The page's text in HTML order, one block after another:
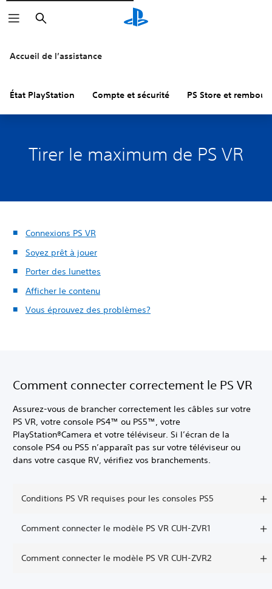
Rechercher
Accueil de l’assistance
État PlayStation Compte et sécurité PS Store et
Tirer le maximum de PS VR
Connexions PS VR
Soyez prêt à jouer
Porter des lunettes
Afficher le contenu
Vous éprouvez des problèmes?
Comment connecter correctement le PS VR
Assurez-vous de brancher correctement les câbles sur votre
PS VR, votre console PS4™ ou PS5™, votre
PlayStation®Camera et votre téléviseur. Si l’écran de la
console PS4 ou PS5 n’apparaît pas sur votre téléviseur ou
dans votre casque RV, vérifiez vos branchements.
Conditions PS VR requises pour les consoles PS5
Comment connecter le modèle PS VR CUH-ZVR1
Comment connecter le modèle PS VR CUH-ZVR2